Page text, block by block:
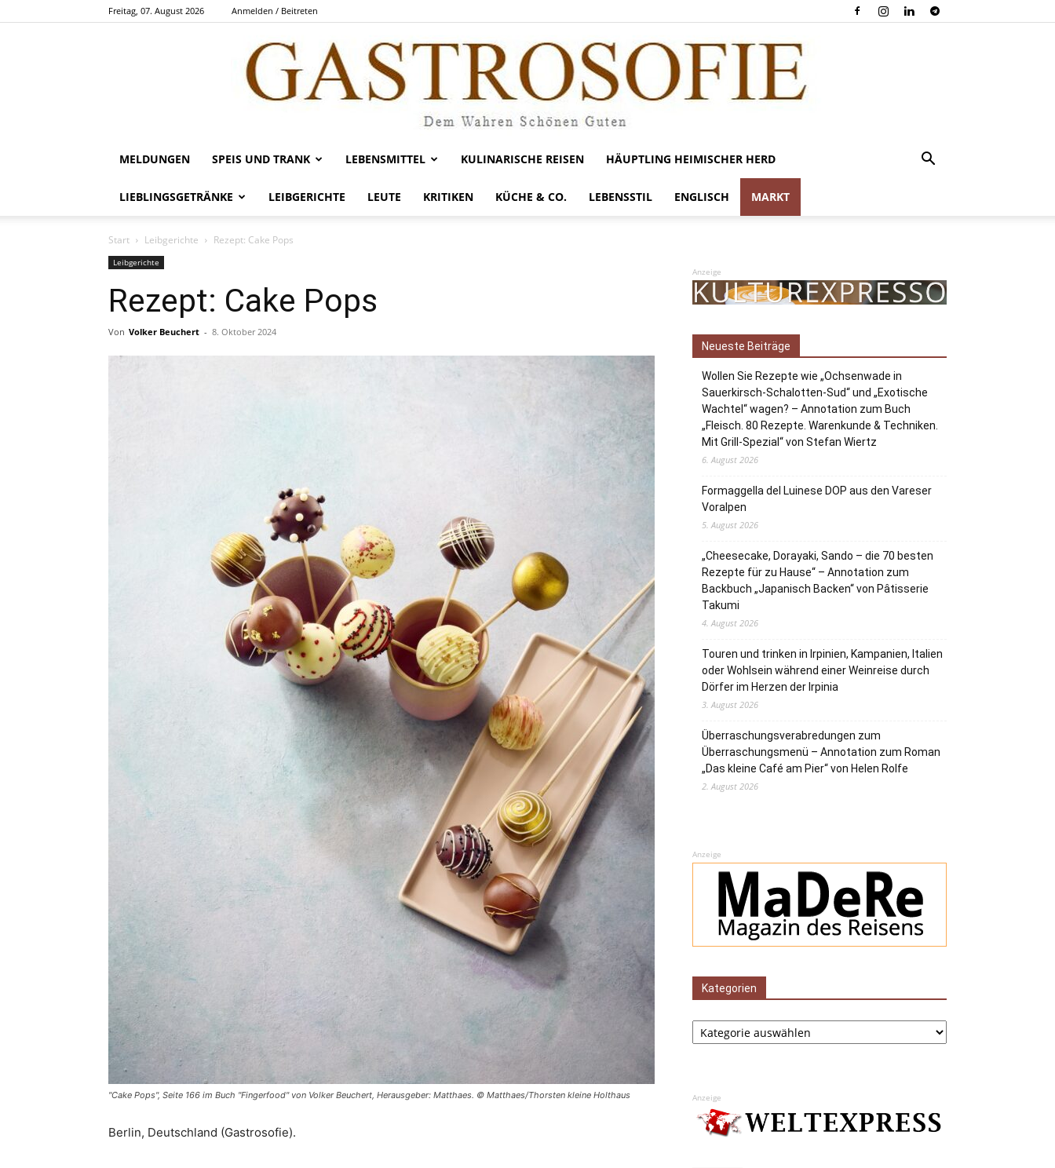
Freitag, 07. August 2026 Anmelden / Beitreten
Gastrosofie
MELDUNGEN SPEIS UND TRANK LEBENSMITTEL KULINARISCHE REISEN HÄUPTLING HEIMISCHER HERD
LIEBLINGSGETRÄNKE LEIBGERICHTE LEUTE KRITIKEN KÜCHE & CO. LEBENSSTIL ENGLISCH MARKT
Start Leibgerichte Rezept: Cake Pops
Leibgerichte
Rezept: Cake Pops
Von Volker Beuchert - 8. Oktober 2024
"Cake Pops", Seite 166 im Buch "Fingerfood" von Volker Beuchert, Herausgeber: Matthaes. © Matthaes/Thorsten kleine Holthaus
Berlin, Deutschland (Gastrosofie).
Anzeige
Neueste Beiträge
Wollen Sie Rezepte wie „Ochsenwade in
Sauerkirsch-Schalotten-Sud“ und „Exotische
Wachtel“ wagen? – Annotation zum Buch
„Fleisch. 80 Rezepte. Warenkunde & Techniken.
Mit Grill-Spezial“ von Stefan Wiertz
6. August 2026
Formaggella del Luinese DOP aus den Vareser
Voralpen
5. August 2026
„Cheesecake, Dorayaki, Sando – die 70 besten
Rezepte für zu Hause“ – Annotation zum
Backbuch „Japanisch Backen“ von Pâtisserie
Takumi
4. August 2026
Touren und trinken in Irpinien, Kampanien, Italien
oder Wohlsein während einer Weinreise durch
Dörfer im Herzen der Irpinia
3. August 2026
Überraschungsverabredungen zum
Überraschungsmenü – Annotation zum Roman
„Das kleine Café am Pier“ von Helen Rolfe
2. August 2026
Anzeige
Kategorien
Kategorien
Anzeige